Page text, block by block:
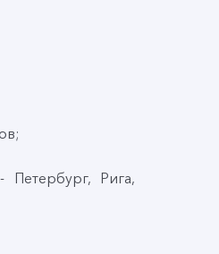
Петербург, Рига,